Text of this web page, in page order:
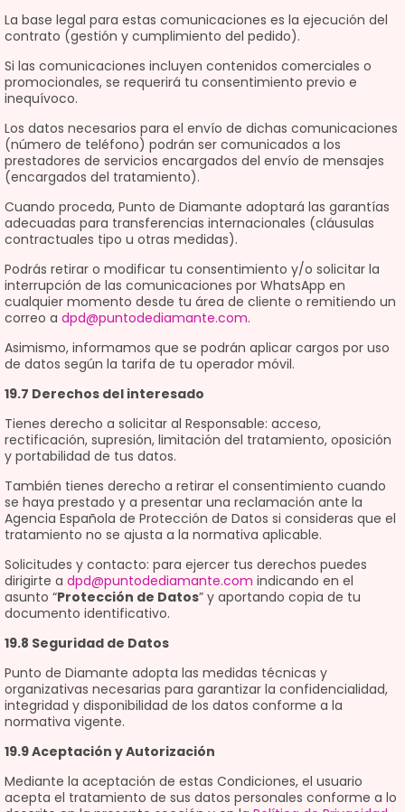
La base legal para estas comunicaciones es la ejecución del
contrato (gestión y cumplimiento del pedido).
Si las comunicaciones incluyen contenidos comerciales o
promocionales, se requerirá tu consentimiento previo e
inequívoco.
Los datos necesarios para el envío de dichas comunicaciones
(número de teléfono) podrán ser comunicados a los
prestadores de servicios encargados del envío de mensajes
(encargados del tratamiento).
Cuando proceda, Punto de Diamante adoptará las garantías
adecuadas para transferencias internacionales (cláusulas
contractuales tipo u otras medidas).
Podrás retirar o modificar tu consentimiento y/o solicitar la
interrupción de las comunicaciones por WhatsApp en
cualquier momento desde tu área de cliente o remitiendo un
correo a dpd@puntodediamante.com.
Asimismo, informamos que se podrán aplicar cargos por uso
de datos según la tarifa de tu operador móvil.
19.7 Derechos del interesado
Tienes derecho a solicitar al Responsable: acceso,
rectificación, supresión, limitación del tratamiento, oposición
y portabilidad de tus datos.
También tienes derecho a retirar el consentimiento cuando
se haya prestado y a presentar una reclamación ante la
Agencia Española de Protección de Datos si consideras que el
tratamiento no se ajusta a la normativa aplicable.
Solicitudes y contacto: para ejercer tus derechos puedes
dirigirte a dpd@puntodediamante.com indicando en el
asunto “Protección de Datos” y aportando copia de tu
documento identificativo.
19.8 Seguridad de Datos
Punto de Diamante adopta las medidas técnicas y
organizativas necesarias para garantizar la confidencialidad,
integridad y disponibilidad de los datos conforme a la
normativa vigente.
19.9 Aceptación y Autorización
Mediante la aceptación de estas Condiciones, el usuario
acepta el tratamiento de sus datos personales conforme a lo